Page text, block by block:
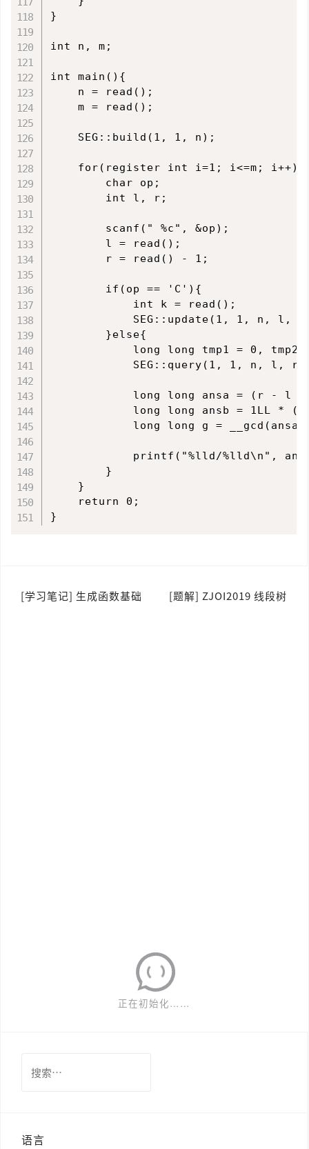
}
int n, m;
int main(){
    n = read();
    m = read();
    SEG::build(1, 1, n);
    for(register int i=1; i<=m; i++){
        char op;
        int l, r;
        scanf(" %c", &op);
        l = read();
        r = read() - 1;
        if(op == 'C'){
            int k = read();
SEG::update(1, 1, n, l,
        }else{
long long tmp1 = 0, tmp2
SEG::query(1, 1, n, l,
long long ansa = (r - l
long long ansb = 1LL *
long long g = __gcd(ansa,
printf("%lld/%lld\n",
        }
    }
    return 0;
文
[学习笔记] 生成函数基础 [题解] ZJOI2019 线段树
索：
语言